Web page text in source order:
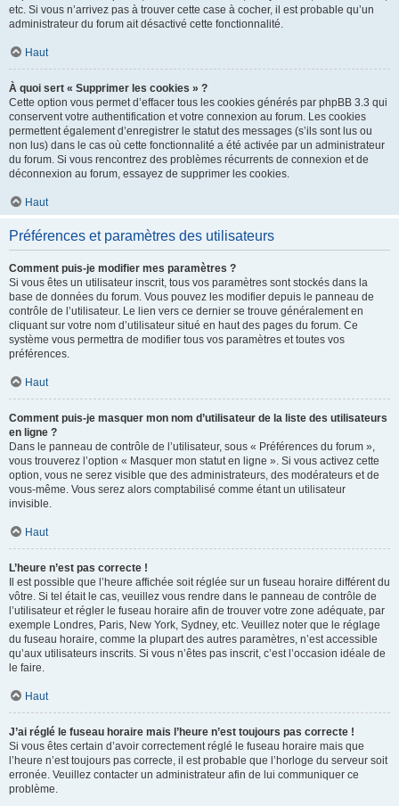
etc. Si vous n’arrivez pas à trouver cette case à cocher, il est probable qu’un
administrateur du forum ait désactivé cette fonctionnalité.
Haut
À quoi sert « Supprimer les cookies » ?
Cette option vous permet d’effacer tous les cookies générés par phpBB 3.3 qui
conservent votre authentification et votre connexion au forum. Les cookies
permettent également d’enregistrer le statut des messages (s’ils sont lus ou
non lus) dans le cas où cette fonctionnalité a été activée par un administrateur
du forum. Si vous rencontrez des problèmes récurrents de connexion et de
déconnexion au forum, essayez de supprimer les cookies.
Haut
Préférences et paramètres des utilisateurs
Comment puis-je modifier mes paramètres ?
Si vous êtes un utilisateur inscrit, tous vos paramètres sont stockés dans la
base de données du forum. Vous pouvez les modifier depuis le panneau de
contrôle de l’utilisateur. Le lien vers ce dernier se trouve généralement en
cliquant sur votre nom d’utilisateur situé en haut des pages du forum. Ce
système vous permettra de modifier tous vos paramètres et toutes vos
préférences.
Haut
Comment puis-je masquer mon nom d’utilisateur de la liste des utilisateurs
en ligne ?
Dans le panneau de contrôle de l’utilisateur, sous « Préférences du forum »,
vous trouverez l’option « Masquer mon statut en ligne ». Si vous activez cette
option, vous ne serez visible que des administrateurs, des modérateurs et de
vous-même. Vous serez alors comptabilisé comme étant un utilisateur
invisible.
Haut
L’heure n’est pas correcte !
Il est possible que l’heure affichée soit réglée sur un fuseau horaire différent du
vôtre. Si tel était le cas, veuillez vous rendre dans le panneau de contrôle de
l’utilisateur et régler le fuseau horaire afin de trouver votre zone adéquate, par
exemple Londres, Paris, New York, Sydney, etc. Veuillez noter que le réglage
du fuseau horaire, comme la plupart des autres paramètres, n’est accessible
qu’aux utilisateurs inscrits. Si vous n’êtes pas inscrit, c’est l’occasion idéale de
le faire.
Haut
J’ai réglé le fuseau horaire mais l’heure n’est toujours pas correcte !
Si vous êtes certain d’avoir correctement réglé le fuseau horaire mais que
l’heure n’est toujours pas correcte, il est probable que l’horloge du serveur soit
erronée. Veuillez contacter un administrateur afin de lui communiquer ce
problème.